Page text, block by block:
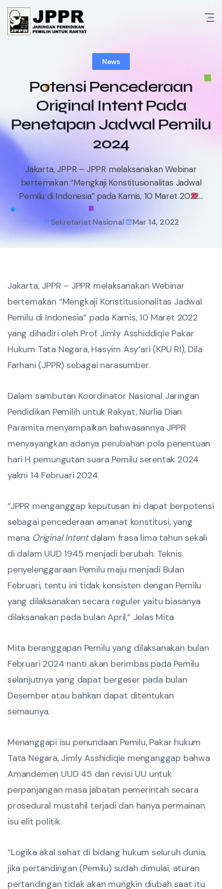
Skip
content
News
Potensi Pencederaan
Original Intent Pada
Penetapan Jadwal Pemilu
2024
Jakarta, JPPR – JPPR melaksanakan Webinar
bertemakan “Mengkaji Konstitusionalitas Jadwal
Pemilu di Indonesia” pada Kamis, 10 Maret 2022...
Sekretariat Nasional Mar 14, 2022
Jakarta, JPPR – JPPR melaksanakan Webinar
bertemakan “Mengkaji Konstitusionalitas Jadwal
Pemilu di Indonesia” pada Kamis, 10 Maret 2022
yang dihadiri oleh Prof. Jimly Asshiddiqie Pakar
Hukum Tata Negara, Hasyim Asy’ari (KPU RI), Dila
Farhani (JPPR) sebagai narasumber.
Dalam sambutan Koordinator Nasional Jaringan
Pendidikan Pemilih untuk Rakyat, Nurlia Dian
Paramita menyampaikan bahwasannya JPPR
menyayangkan adanya perubahan pola penentuan
hari H pemungutan suara Pemilu serentak 2024
yakni 14 Februari 2024.
“JPPR menganggap keputusan ini dapat berpotensi
sebagai pencederaan amanat konstitusi, yang
mana Original Intentdalam frasa lima tahun sekali
di dalam UUD 1945 menjadi berubah. Teknis
penyelenggaraan Pemilu maju menjadi Bulan
Februari, tentu ini tidak konsisten dengan Pemilu
yang dilaksanakan secara reguler yaitu biasanya
dilaksanakan pada bulan April,” Jelas Mita
Mita beranggapan Pemilu yang dilaksanakan bulan
Februari 2024 nanti akan berimbas pada Pemilu
selanjutnya yang dapat bergeser pada bulan
Desember atau bahkan dapat ditentukan
semaunya.
Menanggapi isu penundaan Pemilu, Pakar hukum
Tata Negara, Jimly Asshidiqie menganggap bahwa
Amandemen UUD 45 dan revisi UU untuk
perpanjangan masa jabatan pemerintah secara
prosedural mustahil terjadi dan hanya permainan
isu elit politik.
“Logika akal sehat di bidang hukum seluruh dunia,
jika pertandingan (Pemilu) sudah dimulai, aturan
pertandingan tidak akan mungkin diubah saat itu